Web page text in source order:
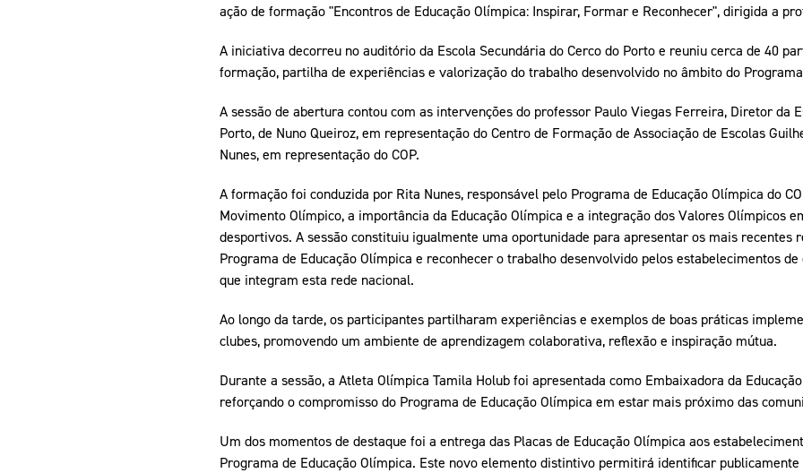
ação de formação "Encontros de Educação Olímpica: Inspirar, Formar e Reconhecer", dirigida a
A iniciativa decorreu no auditório da Escola Secundária do Cerco do Porto e reuniu cerca de 40
formação, partilha de experiências e valorização do trabalho desenvolvido no âmbito do
A sessão de abertura contou com as intervenções do professor Paulo Viegas Ferreira, Diretor da
Porto, de Nuno Queiroz, em representação do Centro de Formação de Associação de Escolas
Nunes, em representação do COP.
A formação foi conduzida por Rita Nunes, responsável pelo Programa de Educação Olímpica do
Movimento Olímpico, a importância da Educação Olímpica e a integração dos Valores Olímpicos
desportivos. A sessão constituiu igualmente uma oportunidade para apresentar os mais recentes
Programa de Educação Olímpica e reconhecer o trabalho desenvolvido pelos estabelecimentos
que integram esta rede nacional.
Ao longo da tarde, os participantes partilharam experiências e exemplos de boas práticas
clubes, promovendo um ambiente de aprendizagem colaborativa, reflexão e inspiração mútua.
Durante a sessão, a Atleta Olímpica Tamila Holub foi apresentada como Embaixadora da
reforçando o compromisso do Programa de Educação Olímpica em estar mais próximo das
Um dos momentos de destaque foi a entrega das Placas de Educação Olímpica aos
Programa de Educação Olímpica. Este novo elemento distintivo permitirá identificar